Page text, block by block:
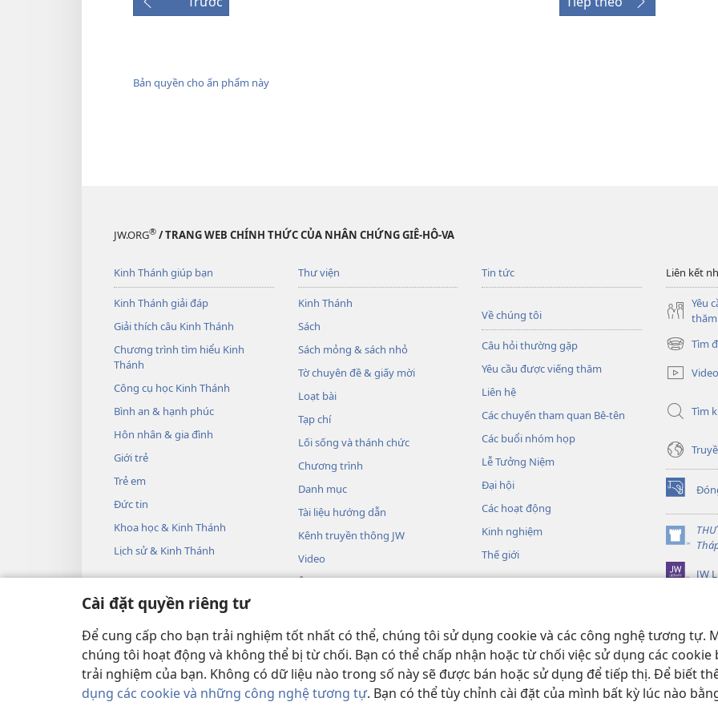
Cài đặt quyền riêng tư
Để cung cấp cho bạn trải nghiệm tốt nhất có thể, chúng tôi sử dụng cookie và các công nghệ tương tự.
chúng tôi hoạt động và không thể bị từ chối. Bạn có thể chấp nhận hoặc từ chối việc sử dụng các
trải nghiệm của bạn. Không có dữ liệu nào trong số này sẽ được bán hoặc sử dụng để tiếp thị. Để biết
dụng các cookie và những công nghệ tương tự. Bạn có thể tùy chỉnh cài đặt của mình bất kỳ lúc nào
Bản quyền cho ấn phẩm này
JW.ORG® / TRANG WEB CHÍNH THỨC CỦA NHÂN CHỨNG GIÊ-HÔ-VA
Kinh Thánh giúp bạn
Kinh Thánh giải đáp
Giải thích câu Kinh Thánh
Chương trình tìm hiểu Kinh
Thánh
Công cụ học Kinh Thánh
Bình an & hạnh phúc
Hôn nhân & gia đình
Giới trẻ
Trẻ em
Đức tin
Khoa học & Kinh Thánh
Lịch sử & Kinh Thánh
Thư viện
Kinh Thánh
Sách
Sách mỏng & sách nhỏ
Tờ chuyên đề & giấy mời
Loạt bài
Tạp chí
Lối sống và thánh chức
Chương trình
Danh mục
Tài liệu hướng dẫn
Kênh truyền thông JW
Video
Âm nhạc
Phần đọc Kinh Thánh sống động
Tin tức
Về chúng tôi
Câu hỏi thường gặp
Yêu cầu được viếng thăm
Liên hệ
Các chuyến tham quan Bê-tên
Các buổi nhóm họp
Lễ Tưởng Niệm
Đại hội
Các hoạt động
Kinh nghiệm
Thế giới
Liên kết
Yêu
thăm
Tìm
(mở
cửa
sổ
Video
Tìm
(mở
cửa
sổ
mới)
(mở
cửa
sổ
JW
Copyright© 2026 Watch Tower Bible and Tract Society of Pennsylvania. ĐIỀU KHOẢN SỬ DỤNG|CHÍNH SÁCH